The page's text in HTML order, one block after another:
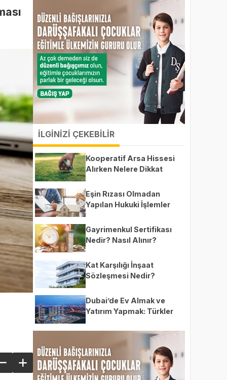
İLGİNİZİ ÇEKEBİLİR
Kooperatif Arsa Hissesi
Alırken Nelere Dikkat
Eşin Rızası Olmadan
Yapılan Hukuki İşlemler
Gayrimenkul Sertifikası
Nedir? Nasıl Alınır?
Sertifikalara Dair Tüm
Detaylar
Kat Karşılığı İnşaat
Sözleşmesi Nedir?
Tüm Detaylar
Dubai’de Ev Almak ve
Yatırım Yapmak: Türkler